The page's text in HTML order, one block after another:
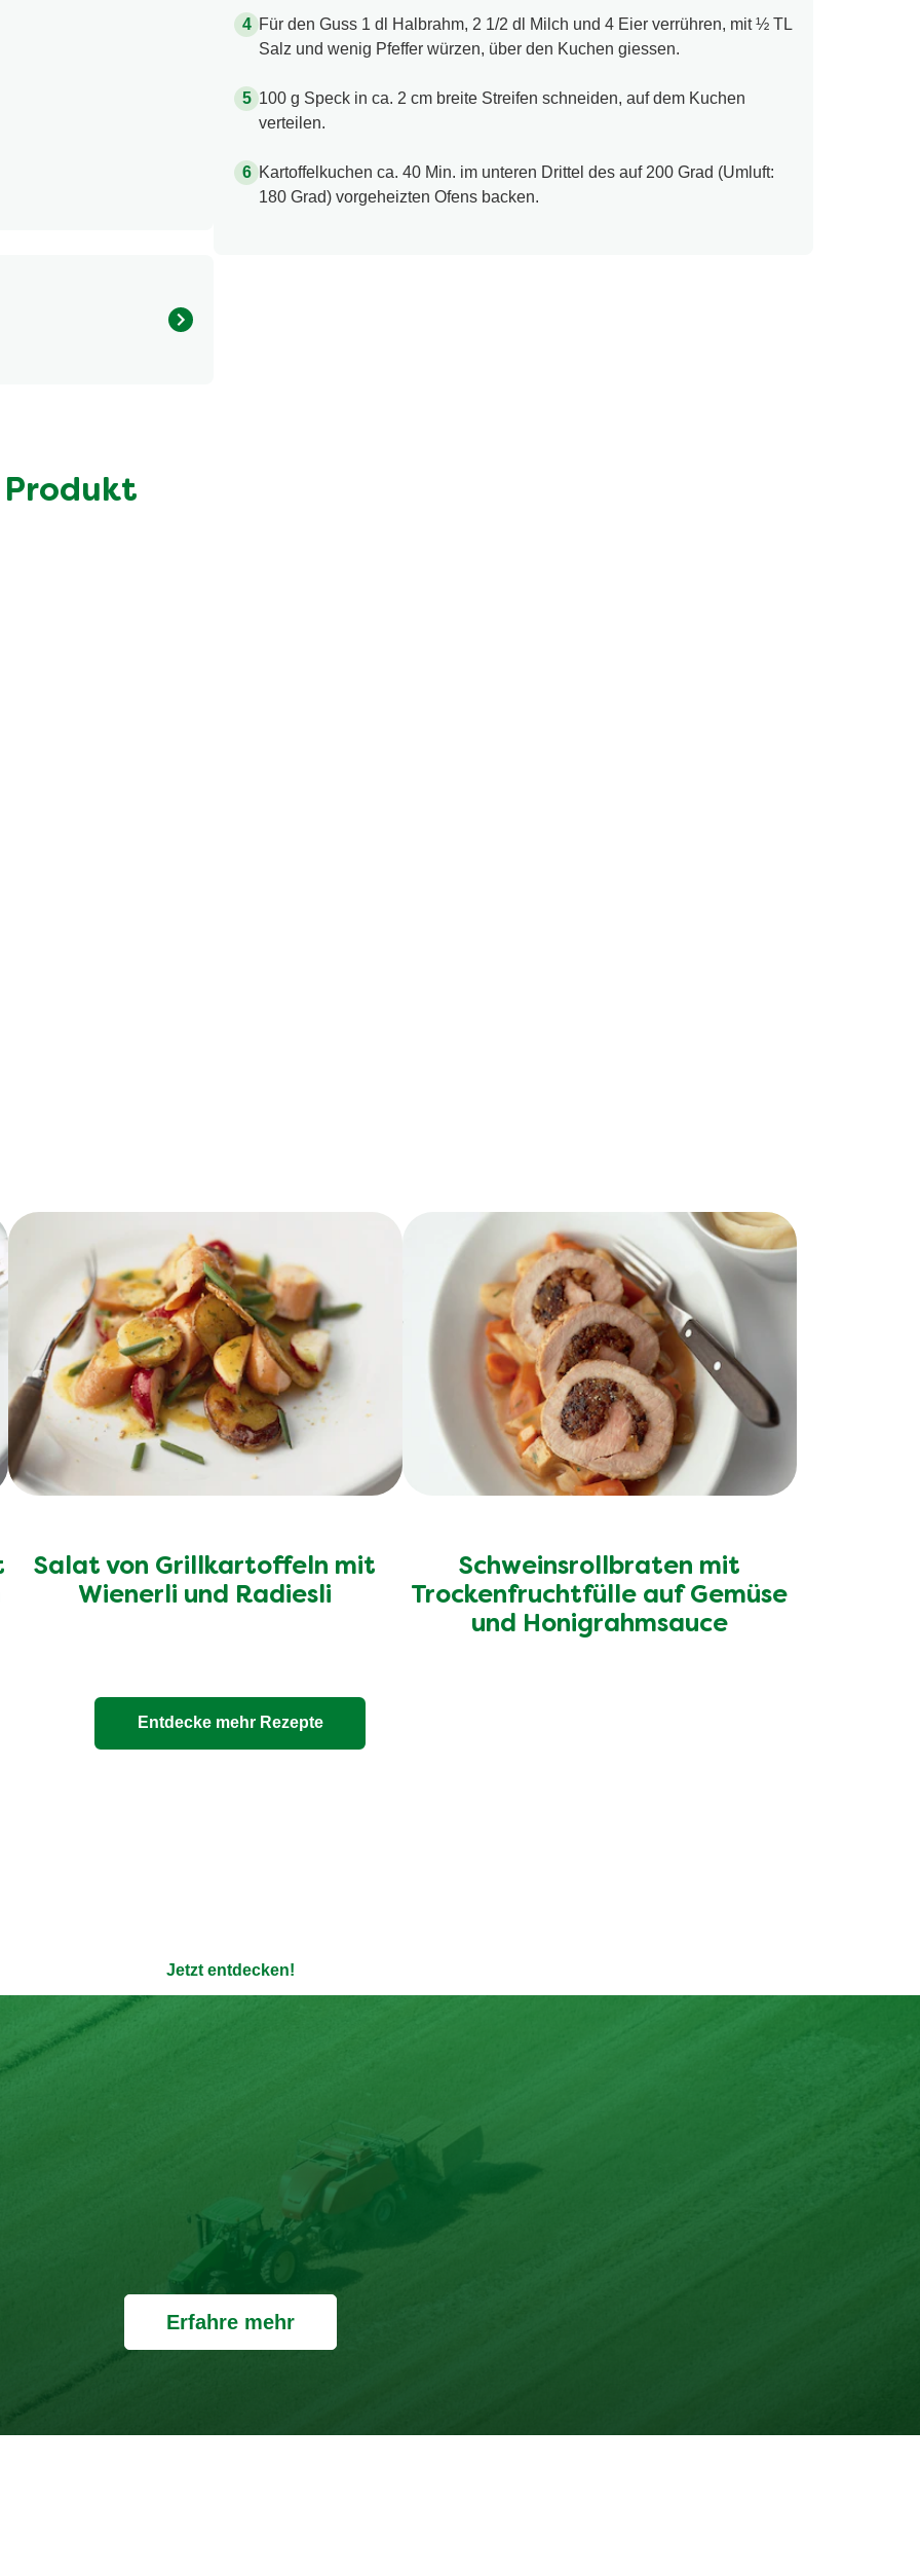
Für den Guss 1 dl Halbrahm, 2 1/2 dl Milch und 4 Eier verrühren, mit ½ TL
Salz und wenig Pfeffer würzen, über den Kuchen giessen.
100 g Speck in ca. 2 cm breite Streifen schneiden, auf dem Kuchen
verteilen.
Kartoffelkuchen ca. 40 Min. im unteren Drittel des auf 200 Grad (Umluft:
180 Grad) vorgeheizten Ofens backen.
Produkt
Salat von Grillkartoffeln mit
Wienerli und Radiesli
Schweinsrollbraten mit
Trockenfruchtfülle auf Gemüse
und Honigrahmsauce
Entdecke mehr Rezepte
transparent wie die Verpackung - ohne Zusatzstoffe und mit max. 10 Zutaten.
Jetzt entdecken!
Erfahre mehr